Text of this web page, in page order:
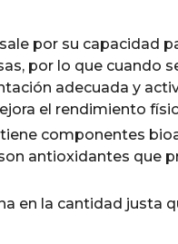
por su capacidad
por lo que cuando
adecuada y
el rendimiento
componentes
antioxidantes que
en la cantidad justa